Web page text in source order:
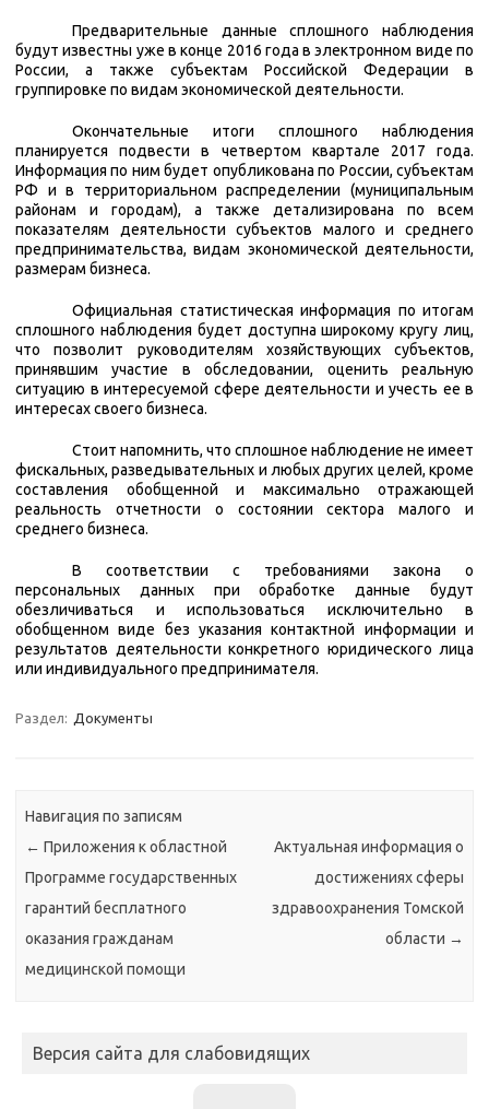
Предварительные данные сплошного наблюдения
будут известны уже в конце 2016 года в электронном виде по
России, а также субъектам Российской Федерации в
группировке по видам экономической деятельности.
Окончательные итоги сплошного наблюдения
планируется подвести в четвертом квартале 2017 года.
Информация по ним будет опубликована по России, субъектам
РФ и в территориальном распределении (муниципальным
районам и городам), а также детализирована по всем
показателям деятельности субъектов малого и среднего
предпринимательства, видам экономической деятельности,
размерам бизнеса.
Официальная статистическая информация по итогам
сплошного наблюдения будет доступна широкому кругу лиц,
что позволит руководителям хозяйствующих субъектов,
принявшим участие в обследовании, оценить реальную
ситуацию в интересуемой сфере деятельности и учесть ее в
интересах своего бизнеса.
Стоит напомнить, что сплошное наблюдение не имеет
фискальных, разведывательных и любых других целей, кроме
составления обобщенной и максимально отражающей
реальность отчетности о состоянии сектора малого и
среднего бизнеса.
В соответствии с требованиями закона о
персональных данных при обработке данные будут
обезличиваться и использоваться исключительно в
обобщенном виде без указания контактной информации и
результатов деятельности конкретного юридического лица
или индивидуального предпринимателя.
Раздел: Документы
Навигация по записям
← Приложения к областной
Программе государственных
гарантий бесплатного
оказания гражданам
медицинской помощи
Актуальная информация о
достижениях сферы
здравоохранения Томской
области →
Версия сайта для слабовидящих